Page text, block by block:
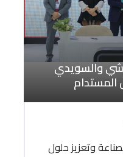
والسويدي
المستدام
وتعزيز حلول